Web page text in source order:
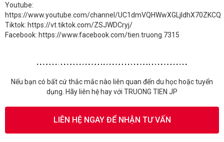
Youtube:
https://www.youtube.com/channel/UC1dmVQHWwXGLjldhX70ZKCQ
Tiktok: https://vt.tiktok.com/ZSJWDCryj/
Facebook: https://www.facebook.com/tien.truong.7315
Nếu bạn có bất cứ thắc mắc nào liên quan đến du học hoặc tuyển
dụng. Hãy liên hệ hay với TRUONG TIEN JP
LIÊN HỆ NGAY ĐỂ NHẬN TƯ VẤN